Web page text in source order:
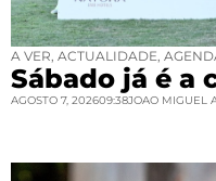
A VER, ACTUALIDADE,
Sábado já é a
AGOSTO 7, 202609:38JOAO MIGUEL